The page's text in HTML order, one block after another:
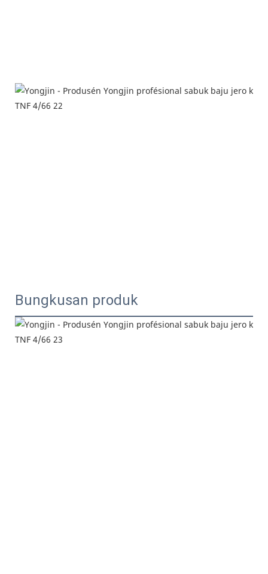
Bungkusan produk